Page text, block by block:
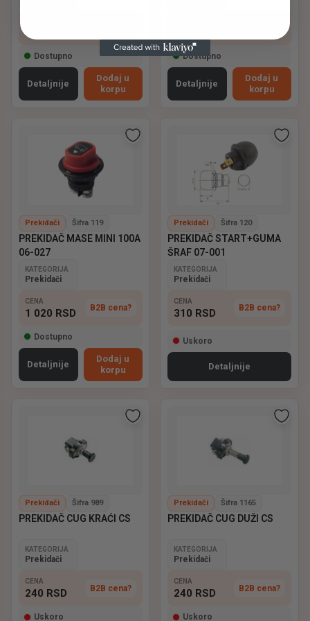
250
Dostupno
Detaljnije
Dodaj u
korpu
Dostupno
Detaljnije
Dodaj u
korpu
Prekidači Šifra 119
PREKIDAČ MASE MINI 100A
06-027
KATEGORIJA
Prekidači
CENA
1 020 RSD B2B cena?
Dostupno
Detaljnije
Dodaj u
korpu
Prekidači Šifra 120
PREKIDAČ START+GUMA
ŠRAF 07-001
KATEGORIJA
Prekidači
CENA
310 RSD B2B cena?
Uskoro
Detaljnije
Prekidači Šifra 989
PREKIDAČ CUG KRAĆI CS
KATEGORIJA
Prekidači
CENA
240 RSD B2B cena?
Uskoro
Prekidači Šifra 1165
PREKIDAČ CUG DUŽI CS
KATEGORIJA
Prekidači
CENA
240 RSD B2B cena?
Uskoro